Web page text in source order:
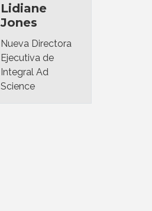
Lidiane
Jones
Nueva Directora
Ejecutiva de
Integral Ad
Science